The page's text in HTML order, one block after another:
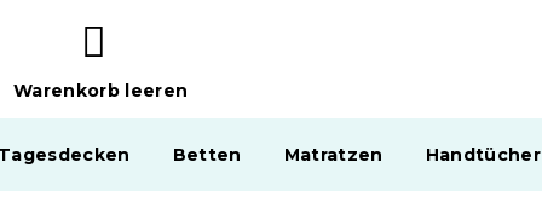
WARENKORB
Warenkorb leeren
Betten Matratzen